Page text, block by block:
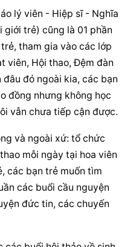
lý viên - Hiệp sĩ - Nghĩa
giới trẻ) cũng là 01 phần
tham gia vào các lớp
viên, Hội thao, Đệm đàn
đó ngoài kia, các bạn
đồng nhưng không học
vẫn chưa tiếp cận được.
và ngoài xứ: tổ chức
mỗi ngày tại hoa viên
các bạn trẻ muốn tìm
các buổi cầu nguyện
đức tin, các chuyến